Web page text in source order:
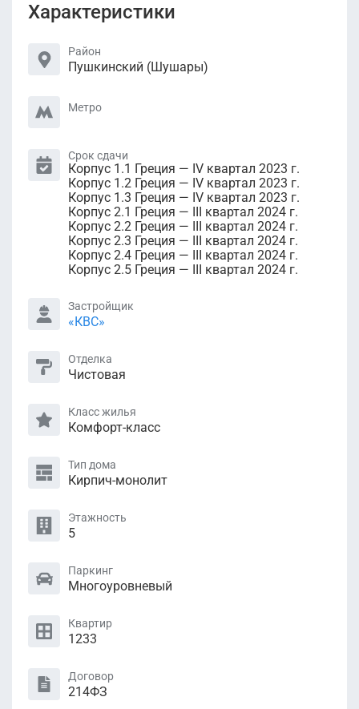
Характеристики
Район
Пушкинский (Шушары)
Метро
Срок сдачи
Корпус 1.1 Греция — IV квартал 2023 г.
Корпус 1.2 Греция — IV квартал 2023 г.
Корпус 1.3 Греция — IV квартал 2023 г.
Корпус 2.1 Греция — III квартал 2024 г.
Корпус 2.2 Греция — III квартал 2024 г.
Корпус 2.3 Греция — III квартал 2024 г.
Корпус 2.4 Греция — III квартал 2024 г.
Корпус 2.5 Греция — III квартал 2024 г.
Застройщик
«КВС»
Отделка
Чистовая
Класс жилья
Комфорт-класс
Тип дома
Кирпич-монолит
Этажность
5
Паркинг
Многоуровневый
Квартир
1233
Договор
214ФЗ